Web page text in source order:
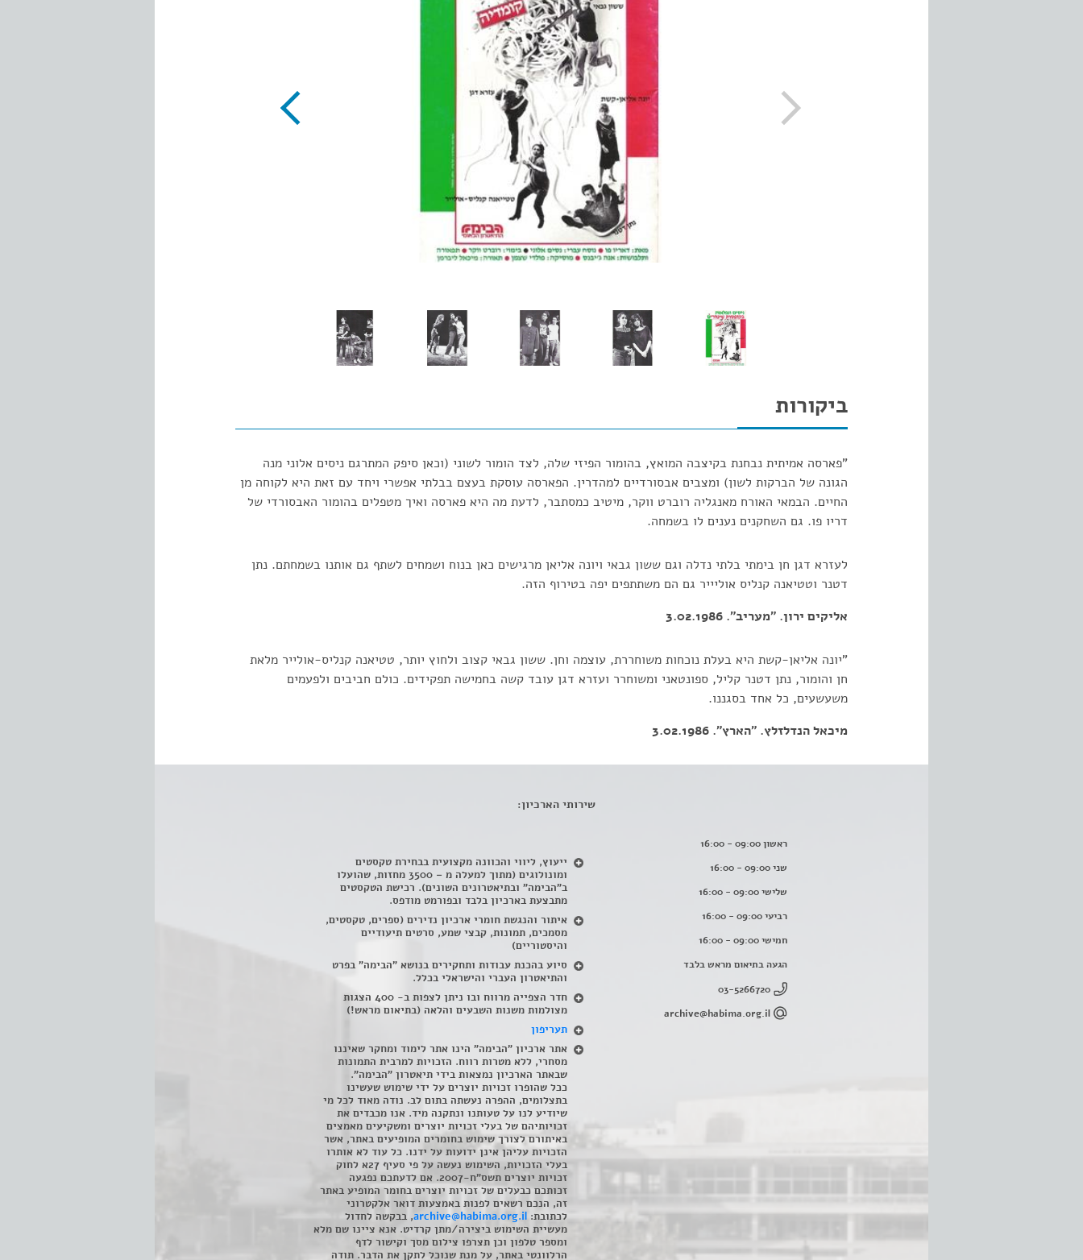
ביקורות
"פארסה אמיתית נבחנת בקיצבה המואץ, בהומור הפיזי שלה, לצד הומור לשוני (וכאן סיפק המתרגם ניסים אלוני מנה
הגונה של הברקות לשון) ומצבים אבסורדיים למהדרין. הפארסה עוסקת בעצם בבלתי אפשרי ויחד עם זאת היא לקוחה מן
החיים. הבמאי האורח מאנגליה רוברט ווקר, מיטיב כמסתבר, לדעת מה היא פארסה ואיך מטפלים בהומור האבסורדי של
דריו פו. גם השחקנים נענים לו בשמחה.
לעזרא דגן חן בימתי בלתי נדלה וגם ששון גבאי ויונה אליאן מרגישים כאן בנוח ושמחים לשתף גם אותנו בשמחתם. נתן
דטנר וטטיאנה קנליס אוליייר גם הם משתתפים יפה בטירוף הזה.
אליקים ירון. "מעריב". 3.02.1986
"יונה אליאן-קשת היא בעלת נוכחות משוחררת, עוצמה וחן. ששון גבאי קצוב ולחוץ יותר, טטיאנה קנליס-אולייר מלאת
חן והומור, נתן דטנר קליל, ספונטאני ומשוחרר ועזרא דגן עובד קשה בחמישה תפקידים. כולם חביבים ולפעמים
משעשעים, כל אחד בסגננו.
מיכאל הנדלזלץ. "הארץ". 3.02.1986
ראשון 09:00 - 16:00
שני 09:00 - 16:00
שלישי 09:00 - 16:00
רביעי 09:00 - 16:00
חמישי 09:00 - 16:00
הגעה בתיאום מראש בלבד
03-5266720
archive@habima.org.il
שירותי הארכיון:
ייעוץ, ליווי והכוונה מקצועית בבחירת טקסטים
ומונולוגים (מתוך למעלה מ – 3500 מחזות, שהועלו
ב"הבימה" ובתיאטרונים השונים). רכישת הטקסטים
מתבצעת בארכיון בלבד ובפורמט מודפס.
איתור והנגשת חומרי ארכיון נדירים (ספרים, טקסטים,
מסמכים, תמונות, קבצי שמע, סרטים תיעודיים
והיסטוריים)
סיוע בהכנת עבודות ותחקירים בנושא "הבימה" בפרט
והתיאטרון העברי והישראלי בכלל.
חדר הצפייה מרווח ובו ניתן לצפות ב- 400 הצגות
מצולמות משנות השבעים והלאה (בתיאום מראש!)
תעריפון
אתר ארכיון "הבימה" הינו אתר לימוד ומחקר שאיננו
מסחרי, ללא מטרות רווח. הזכויות למרבית התמונות
שבאתר הארכיון נמצאות בידי תיאטרון "הבימה".
ככל שהופרו זכויות יוצרים על ידי שימוש שעשינו
בתצלומים, ההפרה נעשתה בתום לב. נודה מאוד לכל מי
שיודיע לנו על טעותנו ונתקנה מיד. אנו מכבדים את
זכויותיהם של בעלי זכויות יוצרים ומשקיעים מאמצים
באיתורם לצורך שימוש בחומרים המופיעים באתר, אשר
הזכויות עליהן אינן ידועות על ידנו. כל עוד לא אותרו
בעלי הזכויות, השימוש נעשה על פי סעיף 27א לחוק
זכויות יוצרים תשס"ח-2007. אם לדעתכם נפגעה
זכותכם כבעלים של זכויות יוצרים בחומר המופיע באתר
זה, הנכם רשאים לפנות באמצעות דואר אלקטרוני
לכתובת: archive@habima.org.il, בבקשה לחדול
מעשיית השימוש ביצירה/מתן קרדיט. אנא ציינו שם מלא
ומספר טלפון וכן תצרפו צילום מסך וקישור לדף
הרלוונטי באתר, על מנת שנוכל לתקן את הדבר. תודה